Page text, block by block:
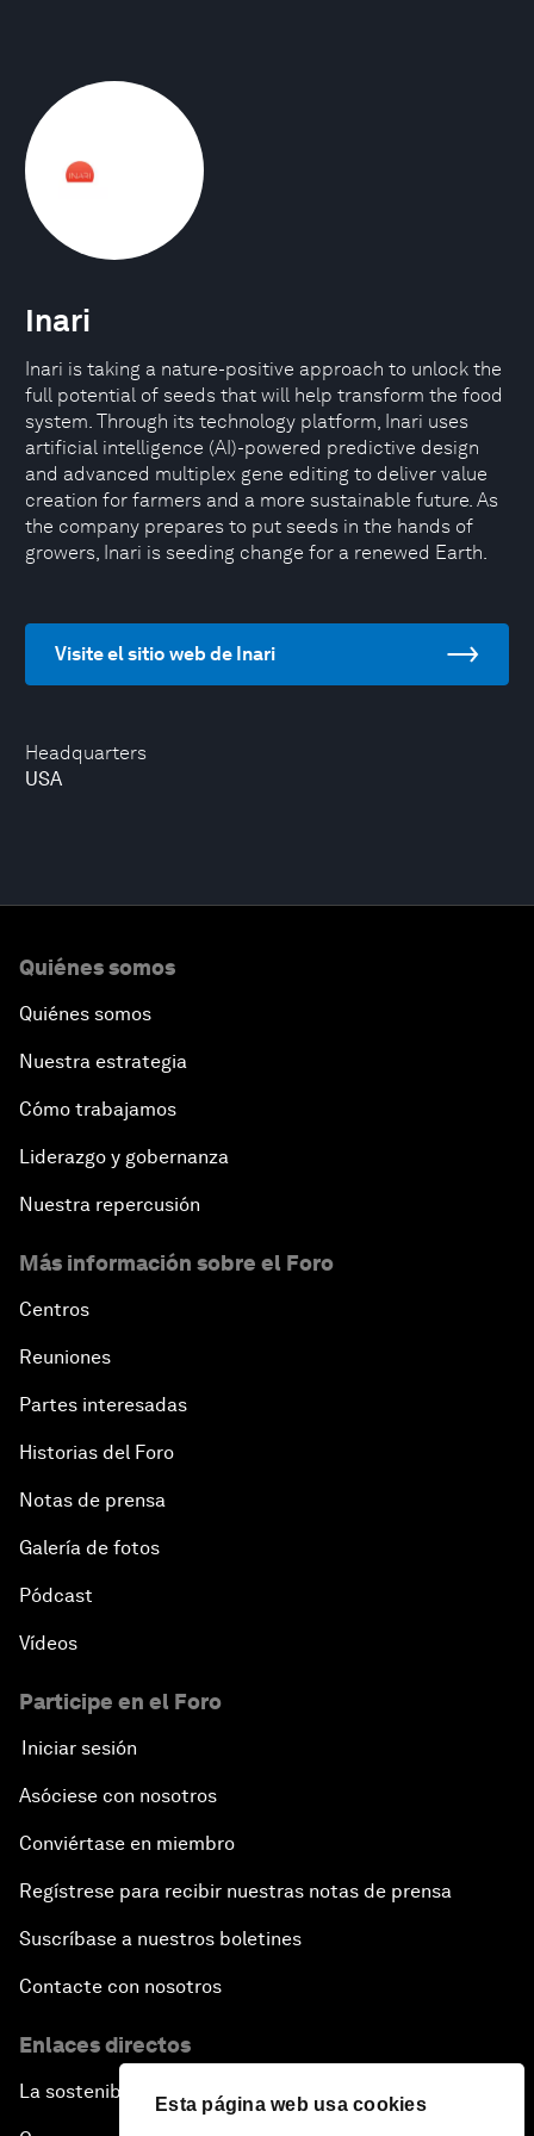
Esta página web usa cookies
Headquarters
USA
Inari
Inari is taking a nature-positive approach to unlock the
full potential of seeds that will help transform the food
system. Through its technology platform, Inari uses
artificial intelligence (AI)-powered predictive design
and advanced multiplex gene editing to deliver value
creation for farmers and a more sustainable future. As
the company prepares to put seeds in the hands of
growers, Inari is seeding change for a renewed Earth.
Visite el sitio web de Inari
Quiénes somos
Quiénes somos
Nuestra estrategia
Cómo trabajamos
Liderazgo y gobernanza
Nuestra repercusión
Más información sobre el Foro
Centros
Reuniones
Partes interesadas
Historias del Foro
Notas de prensa
Galería de fotos
Pódcast
Vídeos
Participe en el Foro
Iniciar sesión
Asóciese con nosotros
Conviértase en miembro
Regístrese para recibir nuestras notas de prensa
Suscríbase a nuestros boletines
Contacte con nosotros
Enlaces directos
La sostenibilidad en el Foro